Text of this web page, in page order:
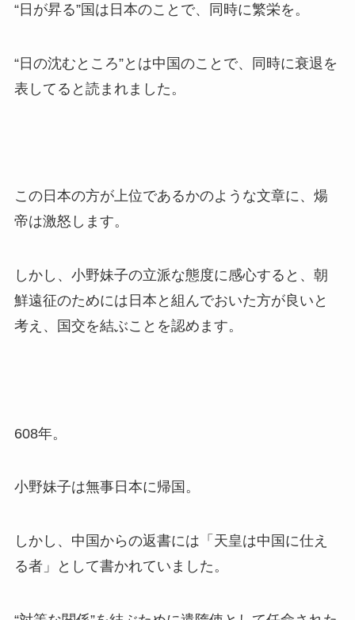
“日が昇る”国は日本のことで、同時に繁栄を。
“日の沈むところ”とは中国のことで、同時に衰退を
表してると読まれました。
この日本の方が上位であるかのような文章に、煬
帝は激怒します。
しかし、小野妹子の立派な態度に感心すると、朝
鮮遠征のためには日本と組んでおいた方が良いと
考え、国交を結ぶことを認めます。
608年。
小野妹子は無事日本に帰国。
しかし、中国からの返書には「天皇は中国に仕え
る者」として書かれていました。